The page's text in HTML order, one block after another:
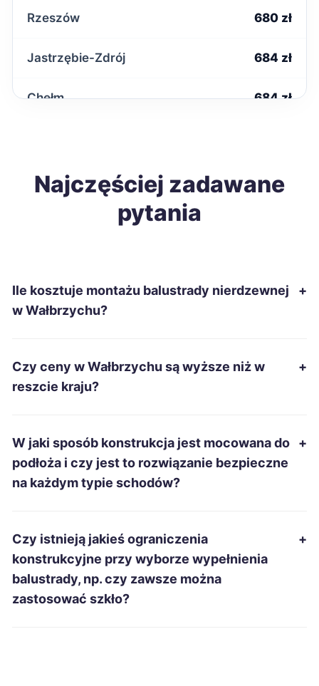
Rzeszów 680 zł
Jastrzębie-Zdrój 684 zł
Chełm 684 zł
Ełk 687 zł
Żary 689 zł
Starachowice
Bytom 695 zł
Mielec
Zabrze
Najczęściej zadawane
pytania
Ile kosztuje montażu balustrady nierdzewnej
w Wałbrzychu?
+
Czy ceny w Wałbrzychu są wyższe niż w
reszcie kraju?
+
W jaki sposób konstrukcja jest mocowana do
podłoża i czy jest to rozwiązanie bezpieczne
na każdym typie schodów?
+
Czy istnieją jakieś ograniczenia
konstrukcyjne przy wyborze wypełnienia
balustrady, np. czy zawsze można
zastosować szkło?
+